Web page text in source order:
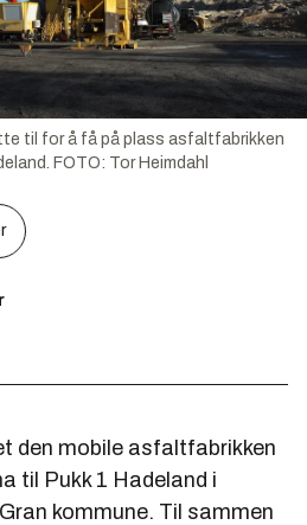
til for å få på plass asfaltfabrikken
FOTO: Tor Heimdahl
den mobile asfaltfabrikken
til Pukk 1 Hadeland i
kommune. Til sammen